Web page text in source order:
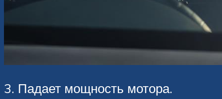
3. Падает мощность мотора.